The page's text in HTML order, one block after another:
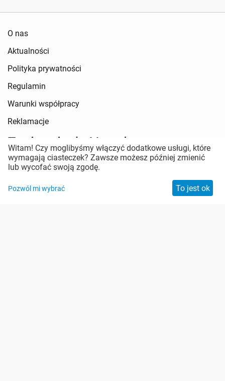
O nas
Aktualności
Polityka prywatności
Regulamin
Warunki współpracy
Reklamacje
Zapisz się do Newslettera
Pozostań w kontakcie
Witam! Czy moglibyśmy włączyć dodatkowe usługi, które
wymagają ciasteczek? Zawsze możesz później zmienić
lub wycofać swoją zgodę.
Pozwól mi wybrać To jest ok